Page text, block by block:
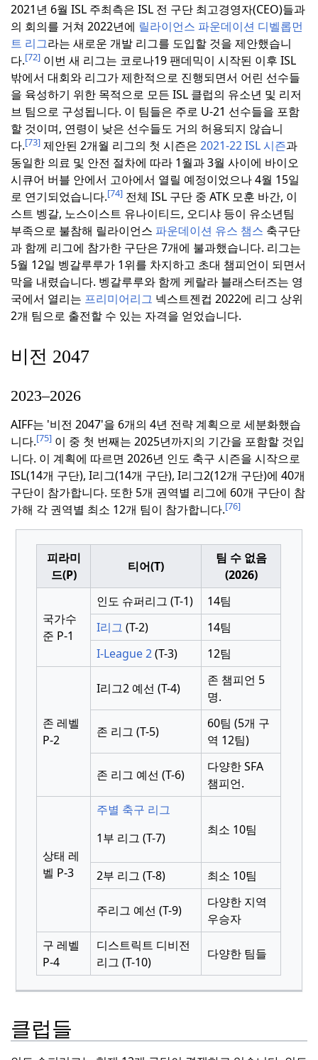
2021년 6월 ISL 주최측은 ISL 전 구단 최고경영자(CEO)들과
의 회의를 거쳐 2022년에 릴라이언스 파운데이션 디벨롭먼
트 리그라는 새로운 개발 리그를 도입할 것을 제안했습니
다.[72] 이번 새 리그는 코로나19 팬데믹이 시작된 이후 ISL
밖에서 대회와 리그가 제한적으로 진행되면서 어린 선수들
을 육성하기 위한 목적으로 모든 ISL 클럽의 유소년 및 리저
브 팀으로 구성됩니다. 이 팀들은 주로 U-21 선수들을 포함
할 것이며, 연령이 낮은 선수들도 거의 허용되지 않습니
다.[73] 제안된 2개월 리그의 첫 시즌은 2021-22 ISL 시즌과
동일한 의료 및 안전 절차에 따라 1월과 3월 사이에 바이오
시큐어 버블 안에서 고아에서 열릴 예정이었으나 4월 15일
로 연기되었습니다.[74] 전체 ISL 구단 중 ATK 모훈 바간, 이
스트 벵갈, 노스이스트 유나이티드, 오디샤 등이 유소년팀
부족으로 불참해 릴라이언스 파운데이션 유스 챔스 축구단
과 함께 리그에 참가한 구단은 7개에 불과했습니다. 리그는
5월 12일 벵갈루루가 1위를 차지하고 초대 챔피언이 되면서
막을 내렸습니다. 벵갈루루와 함께 케랄라 블래스터즈는 영
국에서 열리는 프리미어리그 넥스트젠컵 2022에 리그 상위
2개 팀으로 출전할 수 있는 자격을 얻었습니다.
비전 2047
2023–2026
AIFF는 '비전 2047'을 6개의 4년 전략 계획으로 세분화했습
니다.[75] 이 중 첫 번째는 2025년까지의 기간을 포함할 것입
니다. 이 계획에 따르면 2026년 인도 축구 시즌을 시작으로
ISL(14개 구단), I리그(14개 구단), I리그2(12개 구단)에 40개
구단이 참가합니다. 또한 5개 권역별 리그에 60개 구단이 참
가해 각 권역별 최소 12개 팀이 참가합니다.[76]
피라미
드(P)
티어(T)
팀 수 없음
(2026)
국가수
준 P-1
인도 슈퍼리그 (T-1)
14팀
I리그 (T-2)
14팀
I-League 2(T-3) 12팀
존 레벨
P-2
I리그2 예선 (T-4)
존 챔피언 5
명.
존 리그 (T-5)
60팀 (5개 구
역 12팀)
존 리그 예선 (T-6)
다양한 SFA
챔피언.
상태 레
벨 P-3
주별 축구 리그
1부 리그 (T-7)
최소 10팀
2부 리그 (T-8) 최소 10팀
주리그 예선 (T-9)
다양한 지역
우승자
구 레벨
P-4
디스트릭트 디비전
리그 (T-10)
다양한 팀들
클럽들